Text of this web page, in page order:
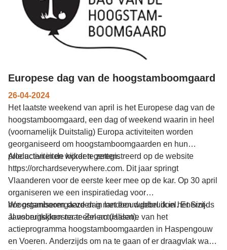
Europese dag van de hoogstamboomgaard
26-04-2024
Het laatste weekend van april is het Europese dag van de
hoogstamboomgaard, een dag of weekend waarin in heel
(voornamelijk Duitstalig) Europa activiteiten worden
georganiseerd om hoogstamboomgaarden en hun
producten in de kijker te zetten.
Alle activiteiten worden geregistreerd op de website
https://orchardseverywhere.com. Dit jaar springt
Vlaanderen voor de eerste keer mee op de kar. Op 30 april
organiseren we een inspiratiedag voor
hoogstamboomgaarden in landbouwgebruik in het Sint-
Jansbergsklooster te Zelem (Halen).
We organiseren deze dag met een dubbel doel. Enerzijds
al vooruitkijken naar een actualisatie van het
actieprogramma hoogstamboomgaarden in Haspengouw
en Voeren. Anderzijds om na te gaan of er draagvlak was